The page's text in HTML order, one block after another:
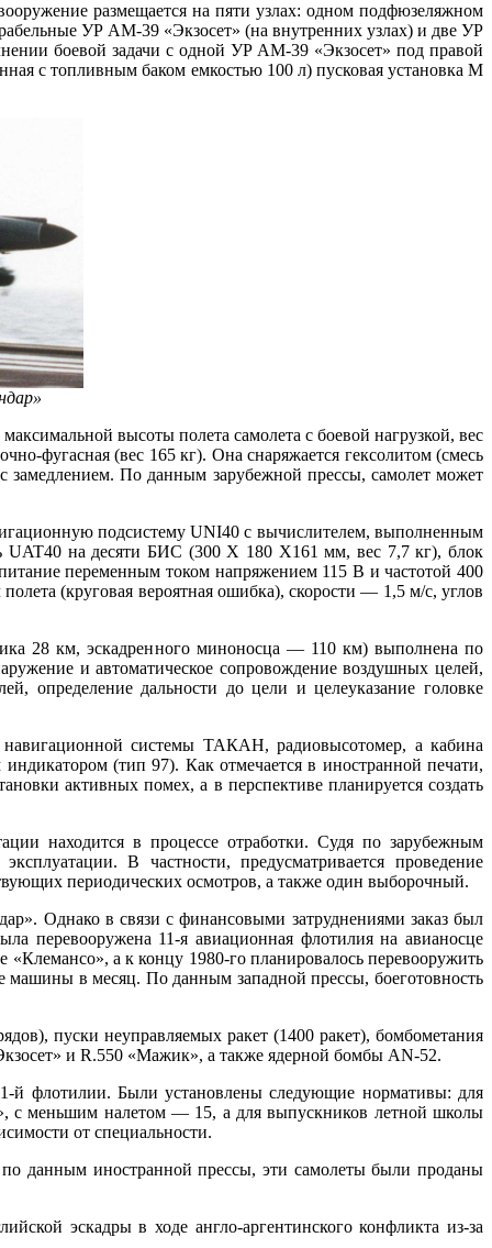
размещается на пяти узлах: одном подфюзеляжном
УР АМ-39 «Экзосет» (на внутренних узлах) и две УР
боевой задачи с одной УР АМ-39 «Экзосет» под правой
с топливным баком емкостью 100 л) пусковая установка М
высоты полета самолета с боевой нагрузкой, вес
фугасная (вес 165 кг). Она снаряжается гексолитом (смесь
замедлением. По данным зарубежной прессы, самолет может
подсистему UNI40 с вычислителем, выполненным
UAT40 на десяти БИС (300 X 180 Х161 мм, вес 7,7 кг), блок
переменным током напряжением 115 В и частотой 400
(круговая вероятная ошибка), скорости — 1,5 м/с, углов
28 км, эскадренного миноносца — 110 км) выполнена по
и автоматическое сопровождение воздушных целей,
определение дальности до цели и целеуказание головке
навигационной системы ТАКАН, радиовысотомер, а кабина
(тип 97). Как отмечается в иностранной печати,
активных помех, а в перспективе планируется создать
находится в процессе отработки. Судя по зарубежным
В частности, предусматривается проведение
периодических осмотров, а также один выборочный.
Однако в связи с финансовыми затруднениями заказ был
перевооружена 11-я авиационная флотилия на авианосце
а к концу 1980-го планировалось перевооружить
в месяц. По данным западной прессы, боеготовность
пуски неуправляемых ракет (1400 ракет), бомбометания
и R.550 «Мажик», а также ядерной бомбы AN-52.
й флотилии. Были установлены следующие нормативы: для
с меньшим налетом — 15, а для выпускников летной школы
от специальности.
данным иностранной прессы, эти самолеты были проданы
эскадры в ходе англо-аргентинского конфликта из-за